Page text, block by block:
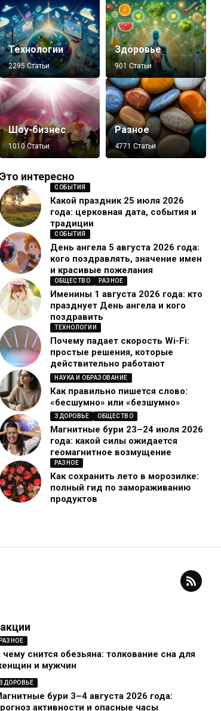
Технологии
2295 Статьи
Здоровье
901 Статьи
Шоу-бизнес
1010 Статьи
Разное
4771 Статьи
Это интересно
СОБЫТИЯ
Какой праздник 25 июля 2026
года: церковная дата, события и
традиции
СОБЫТИЯ
День ангела 5 августа 2026 года:
кого поздравлять, значение имен
и красивые пожелания
ОБЩЕСТВО РАЗНОЕ
Именины 1 августа 2026 года: кто
празднует День ангела и кого
поздравить
ТЕХНОЛОГИИ
Почему падает скорость Wi-Fi:
простые решения, которые
действительно работают
НАУКА И ОБРАЗОВАНИЕ
Как правильно пишется слово:
«бесшумно» или «безшумно»
ЗДОРОВЬЕ ОБЩЕСТВО
Магнитные бури 23–24 июля 2026
года: какой силы ожидается
геомагнитное возмущение
РАЗНОЕ
Как сохранить лето в морозилке:
полный гид по замораживанию
продуктов
РАЗНОЕ
чему снится обезьяна: толкование сна для
и мужчин
ЗДОРОВЬЕ
бури 3–4 августа 2026 года:
активности и опасные часы